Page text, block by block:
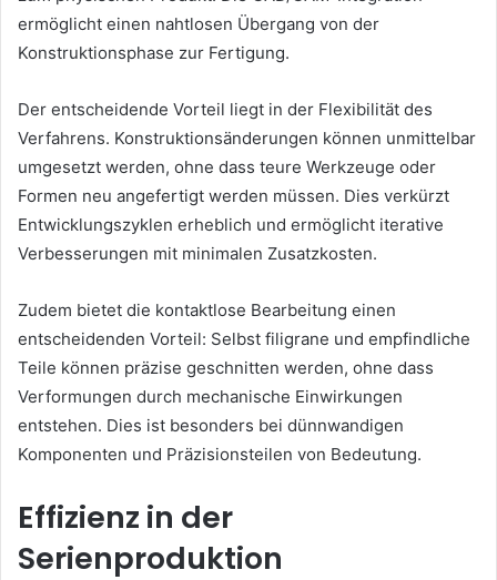
ermöglicht einen nahtlosen Übergang von der
Konstruktionsphase zur Fertigung.
Der entscheidende Vorteil liegt in der Flexibilität des
Verfahrens. Konstruktionsänderungen können unmittelbar
umgesetzt werden, ohne dass teure Werkzeuge oder
Formen neu angefertigt werden müssen. Dies verkürzt
Entwicklungszyklen erheblich und ermöglicht iterative
Verbesserungen mit minimalen Zusatzkosten.
Zudem bietet die kontaktlose Bearbeitung einen
entscheidenden Vorteil: Selbst filigrane und empfindliche
Teile können präzise geschnitten werden, ohne dass
Verformungen durch mechanische Einwirkungen
entstehen. Dies ist besonders bei dünnwandigen
Komponenten und Präzisionsteilen von Bedeutung.
Effizienz in der
Serienproduktion